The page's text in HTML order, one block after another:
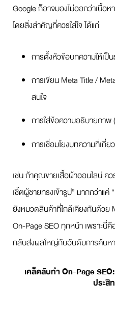
Google ก็อาจมองไม่ออกว่าเนื้อห
โดยสิ่งสำคัญที่ควรใส่ใจ ได้แก่
การตั้งหัวข้อบทความให้เป็
การเขียน Meta Title /
สนใจ
การใส่ข้อความอธิบายภาพ
การเชื่อมโยงบทความที่เกี่ย
เช่น ถ้าคุณขายเสื้อผ้าออนไลน์ ค
เชิ้ตผู้ชายทรงเข้ารูป” มากกว่าแค่
ยังหมวดสินค้าที่ใกล้เคียงกันด้ว
On-Page SEO ทุกหน้า เพราะนี่
กลับส่งผลใหญ่กับอันดับการค้นหา
เคล็ดลับทำ On-Page
ประสิ